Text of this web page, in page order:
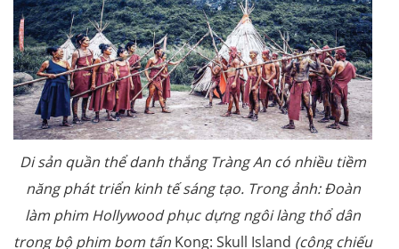
Di sản quần thể danh thắng Tràng An có nhiều tiềm
năng phát triển kinh tế sáng tạo. Trong ảnh: Đoàn
làm phim Hollywood phục dựng ngôi làng thổ dân
trong bộ phim bom tấn Kong: Skull Island (công chiếu